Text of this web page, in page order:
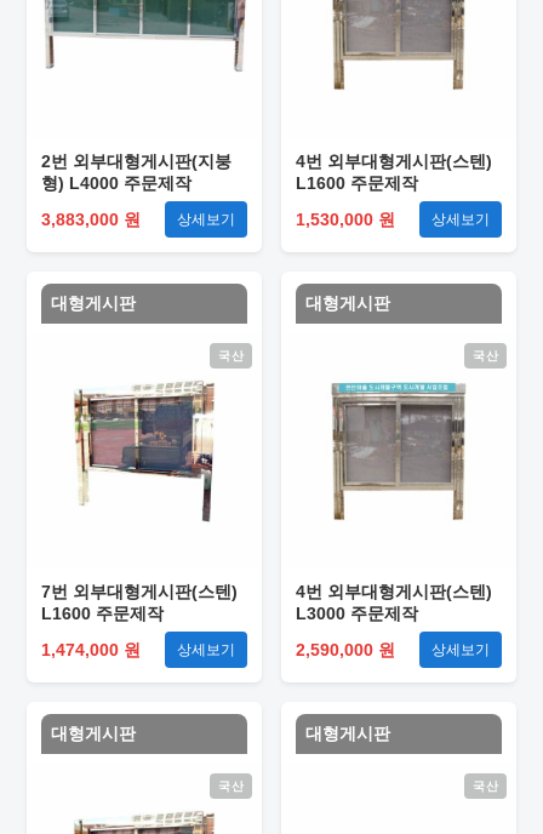
2번 외부대형게시판(지붕
형) L4000 주문제작
3,883,000 원
상세보기
4번 외부대형게시판(스텐)
L1600 주문제작
1,530,000 원
상세보기
대형게시판
국산
7번 외부대형게시판(스텐)
L1600 주문제작
1,474,000 원
상세보기
대형게시판
국산
4번 외부대형게시판(스텐)
L3000 주문제작
2,590,000 원
상세보기
대형게시판
국산
대형게시판
국산